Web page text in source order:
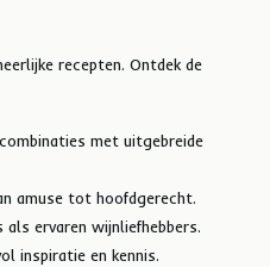
recepten. Ontdek de
met uitgebreide
amuse tot hoofdgerecht.
ervaren wijnliefhebbers.
inspiratie en kennis.